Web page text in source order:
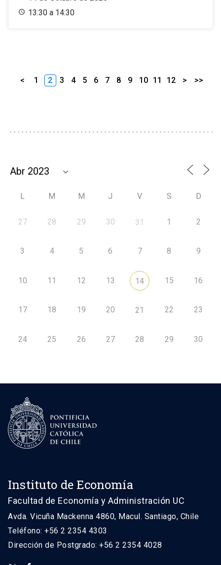
13:30 a 14:30
< 1 2 3 4 5 6 7 8 9 10 11 12 > >>
L M M J V S D
27 28 29 30 31 1 2
3 4 5 6 7 8 9
10 11 12 13 14 15 16
17 18 19 20 21 22 23
24 25 26 27 28 29 30
Instituto de Economía
Facultad de Economía y Administración UC
Avda. Vicuña Mackenna 4860, Macul. Santiago, Chile
Teléfono: +56 2 2354 4303
Dirección de Postgrado: +56 2 2354 4028